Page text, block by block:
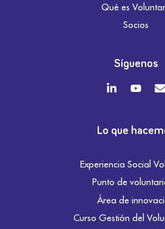
Qué es
Socios
Síguenos
Lo que
Experiencia Social
Punto de
Área de
Curso Gestión del